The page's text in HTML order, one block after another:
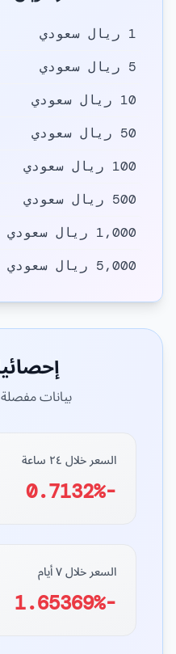
1 ريال سعودي
5 ريال سعودي
10 ريال سعودي
50 ريال سعودي
100 ريال سعودي
500 ريال سعودي
1,000 ريال سعودي
5,000 ريال سعودي
بيانات
السعر خلال ٢٤ ساعة
-0.7132%
السعر خلال ٧ أيام
-1.65369%